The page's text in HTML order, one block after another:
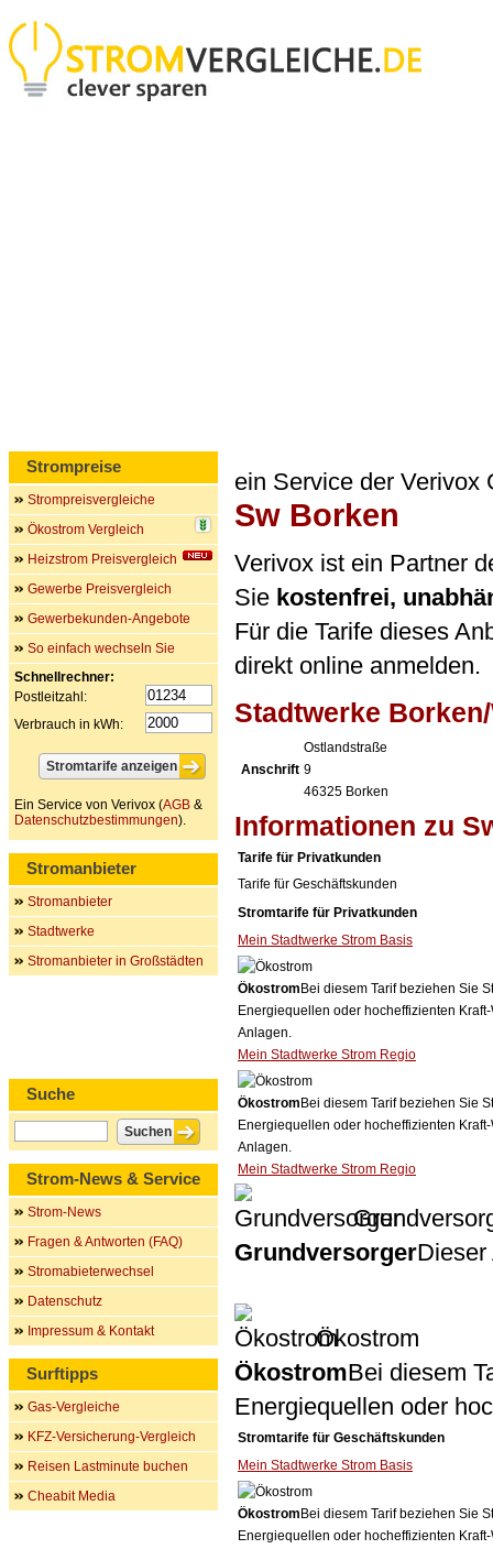
ein Service der Verivox
Sw Borken
Verivox ist ein Partner
Sie kostenfrei,
Für die Tarife dieses
direkt online anmelden.
Stadtwerke
Anschrift
Ostlandstraße
9
46325 Borken
Informationen zu
Tarife für Privatkunden
Tarife für Geschäftskunden
Stromtarife für Privatkunden
Mein Stadtwerke Strom Basis
Ökostrom Bei diesem Tarif beziehen Sie
Energiequellen oder hocheffizienten
Anlagen.
Mein Stadtwerke Strom Regio
Ökostrom Bei diesem Tarif beziehen Sie
Energiequellen oder hocheffizienten
Anlagen.
Mein Stadtwerke Strom Regio
GrundversorgerDieser
Ökostrom
ÖkostromBei diesem
Energiequellen oder
Stromtarife für Geschäftskunden
Mein Stadtwerke Strom Basis
Ökostrom Bei diesem Tarif beziehen Sie
Energiequellen oder hocheffizienten
Strompreise
Strompreisvergleiche
Ökostrom Vergleich
Heizstrom Preisvergleich
Gewerbe Preisvergleich
Gewerbekunden-Angebote
So einfach wechseln Sie
Schnellrechner:
Postleitzahl:
Verbrauch in kWh:
Ein Service von Verivox (AGB &
Datenschutzbestimmungen).
Stromanbieter
Stromanbieter
Stadtwerke
Stromanbieter in Großstädten
Suche
Strom-News & Service
Strom-News
Fragen & Antworten (FAQ)
Stromabieterwechsel
Datenschutz
Impressum & Kontakt
Surftipps
Gas-Vergleiche
KFZ-Versicherung-Vergleich
Reisen Lastminute buchen
Cheabit Media